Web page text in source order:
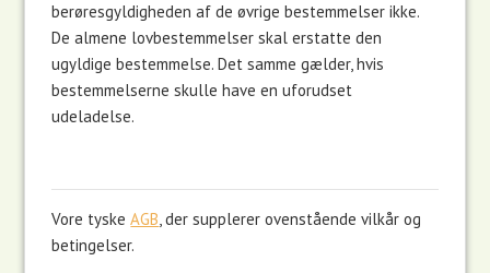
berøresgyldigheden af ​​de øvrige bestemmelser ikke.
De almene lovbestemmelser skal erstatte den
ugyldige bestemmelse.Det samme gælder, hvis
bestemmelserne skulle have en uforudset
udeladelse.
Vore tyskeAGB, der supplerer ovenstående vilkår og
betingelser.